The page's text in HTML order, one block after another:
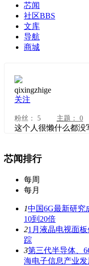
芯闻
社区BBS
文库
导航
商城
qixingzhige
关注
粉丝： 5 主题： 0
这个人很懒什么都没
芯闻排行
每周
每月
1中国6G最新研究
10到20倍
21月液晶电视面
踪
3第三代半导体、
海电子信息产业